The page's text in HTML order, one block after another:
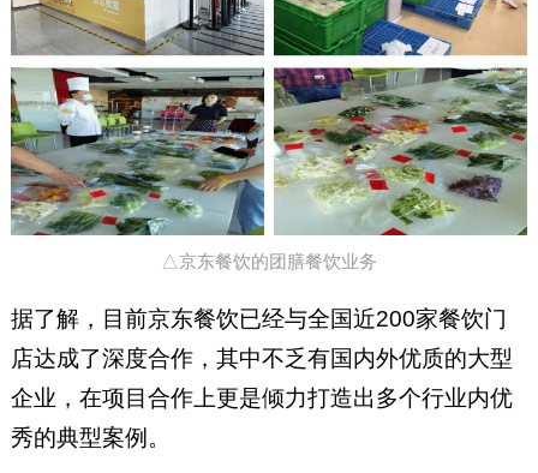
△京东餐饮的团膳餐饮业务
据了解，目前京东餐饮已经与全国近200家餐饮门
店达成了深度合作，其中不乏有国内外优质的大型
企业，在项目合作上更是倾力打造出多个行业内优
秀的典型案例。